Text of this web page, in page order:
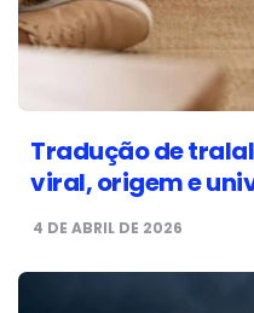
Tradução de
viral, origem e
4 DE ABRIL DE 2026